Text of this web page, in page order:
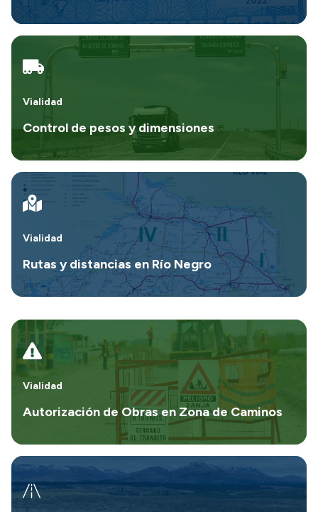
Control de pesos y dimensiones
Vialidad
Rutas y distancias en Río Negro
Vialidad
Autorización de Obras en Zona de Caminos
Vialidad